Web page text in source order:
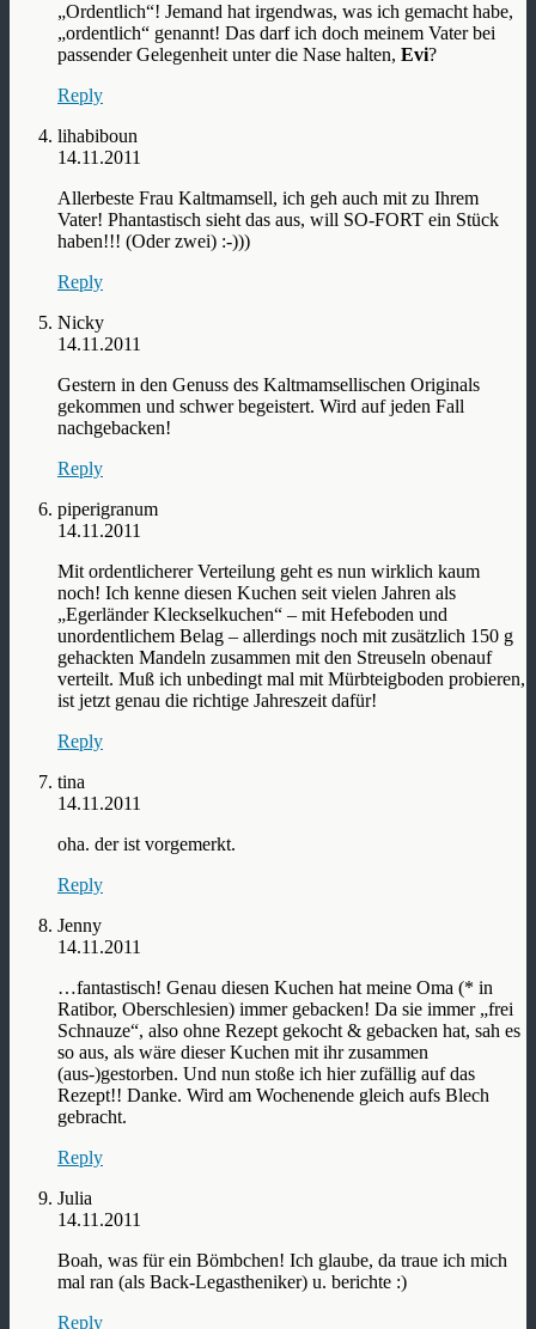
„Ordentlich“! Jemand hat irgendwas, was ich gemacht habe,
„ordentlich“ genannt! Das darf ich doch meinem Vater bei
passender Gelegenheit unter die Nase halten, Evi?
Reply
lihabiboun
14.11.2011
Allerbeste Frau Kaltmamsell, ich geh auch mit zu Ihrem
Vater! Phantastisch sieht das aus, will SO-FORT ein Stück
haben!!! (Oder zwei) :-)))
Reply
Nicky
14.11.2011
Gestern in den Genuss des Kaltmamsellischen Originals
gekommen und schwer begeistert. Wird auf jeden Fall
nachgebacken!
Reply
piperigranum
14.11.2011
Mit ordentlicherer Verteilung geht es nun wirklich kaum
noch! Ich kenne diesen Kuchen seit vielen Jahren als
„Egerländer Kleckselkuchen“ – mit Hefeboden und
unordentlichem Belag – allerdings noch mit zusätzlich 150 g
gehackten Mandeln zusammen mit den Streuseln obenauf
verteilt. Muß ich unbedingt mal mit Mürbteigboden probieren,
ist jetzt genau die richtige Jahreszeit dafür!
Reply
tina
14.11.2011
oha. der ist vorgemerkt.
Reply
Jenny
14.11.2011
…fantastisch! Genau diesen Kuchen hat meine Oma (* in
Ratibor, Oberschlesien) immer gebacken! Da sie immer „frei
Schnauze“, also ohne Rezept gekocht & gebacken hat, sah es
so aus, als wäre dieser Kuchen mit ihr zusammen
(aus-)gestorben. Und nun stoße ich hier zufällig auf das
Rezept!! Danke. Wird am Wochenende gleich aufs Blech
gebracht.
Reply
Julia
14.11.2011
Boah, was für ein Bömbchen! Ich glaube, da traue ich mich
mal ran (als Back-Legastheniker) u. berichte :)
Reply